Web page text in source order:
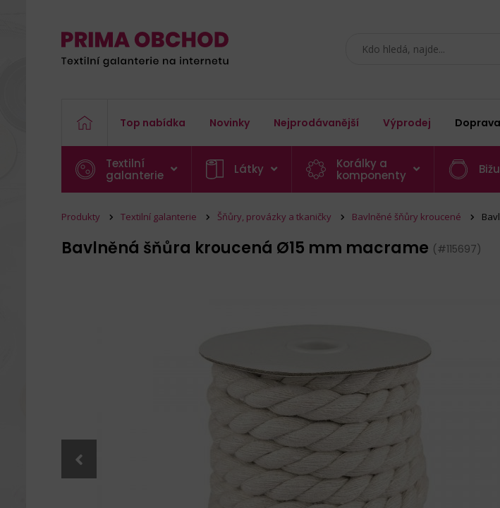
Top nabídka Novinky Nejprodávanější Výprodej Doprava
Textilní
galanterie
Látky
Korálky a
komponenty
Produkty Textilní galanterie Šňůry, provázky a tkaničky Bavlněné šňůry kroucené
Bavlněná šňůra kroucená Ø15 mm macrame (#115697)